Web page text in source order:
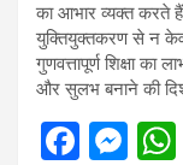
का आभार व्यक्त करते
युक्तियुक्तकरण से न
गुणवत्तापूर्ण शिक्षा का
और सुलभ बनाने की
F
M